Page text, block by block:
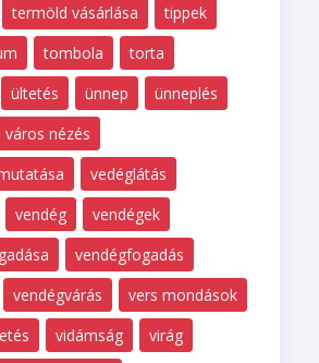
termöld vásárlása
tippek
tombola
torta
ültetés ünnep
ünneplés
város nézés
vedéglátás
vendég
vendégek
vendégfogadás
vendégvárás
vers mondások
vidámság
virág